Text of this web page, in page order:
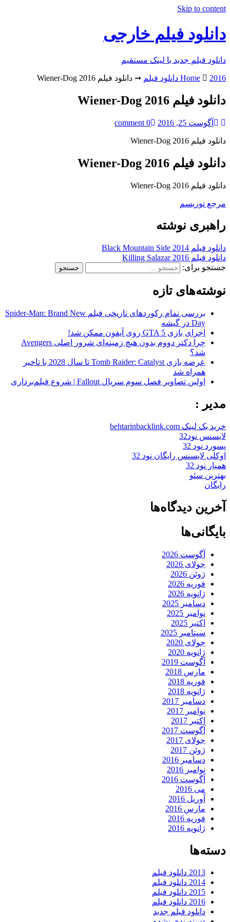
Skip to content
دانلود فیلم خارجی
دانلود فیلم جدید با لینک مستقیم
Home 2016 دانلود فیلم ➞ دانلود فیلم Wiener-Dog 2016
دانلود فیلم Wiener-Dog 2016
آگوست 25, 2016 0 comment
دانلود فیلم Wiener-Dog 2016
دانلود فیلم Wiener-Dog 2016
دانلود فیلم Wiener-Dog 2016
مرجع توریسم
راهبری نوشته
دانلود فیلم Black Mountain Side 2014
دانلود فیلم Killing Salazar 2016
جستجو برای:
نوشته‌های تازه
بررسی تمام رکوردهای تاریخی فیلم Spider-Man: Brand New
Day در گیشه
اجرای بازی GTA 5 روی آیفون ممکن شد!
چرا دکتر دووم بدون هیچ زمینه‌ای شرور اصلی Avengers
شد؟
عرضه بازی Tomb Raider: Catalyst تا سال 2028 با تاخیر
همراه شد
اولین تصاویر فصل سوم سریال Fallout | شروع فیلم‌برداری
مدیر :
خرید بک لینک behtarinbacklink.com
لایسنس نود32
پسورد نود 32
اوکلی لایسنس رایگان نود 32
همیار نود 32
بهترین سئو
رایگان
آخرین دیدگاه‌ها
بایگانی‌ها
آگوست 2026
جولای 2026
ژوئن 2026
فوریه 2026
ژانویه 2026
دسامبر 2025
نوامبر 2025
اکتبر 2025
سپتامبر 2025
جولای 2020
ژانویه 2020
آگوست 2019
مارس 2018
فوریه 2018
ژانویه 2018
دسامبر 2017
نوامبر 2017
اکتبر 2017
آگوست 2017
جولای 2017
ژوئن 2017
دسامبر 2016
نوامبر 2016
آگوست 2016
می 2016
آوریل 2016
مارس 2016
فوریه 2016
ژانویه 2016
دسته‌ها
2013 دانلود فیلم
2014 دانلود فیلم
2015 دانلود فیلم
2016 دانلود فیلم
دانلود فیلم جدید